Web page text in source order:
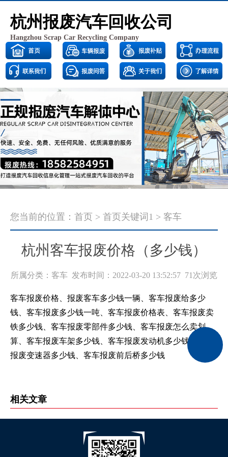
杭州报废汽车回收公司
Hangzhou Scrap Car Recycling Company
< >
您当前的位置： 首页 > 首页关键词1 > 客车
杭州客车报废价格（多少钱）
所属分类：客车 发布时间：2022-03-20 13:52:57 71次浏览
客车报废价格、报废客车多少钱一辆、客车报废给多少
钱、客车报废多少钱一吨、客车报废价格表、客车报废卖
铁多少钱、客车报废零部件多少钱、客车报废怎么卖划
算、客车报废车架多少钱、客车报废发动机多少钱、客车
报废变速器多少钱、客车报废前后桥多少钱
相关文章